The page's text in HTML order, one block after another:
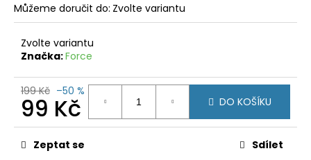
Můžeme doručit do: Zvolte variantu
Zvolte variantu
Značka:Force
199 Kč –50 %
99 Kč
Měrná
cena:
DO KOŠÍKU
Zeptat se Sdílet
č
u
e
m
e
KŠILTOVKA
HORSEFEATHERS
BUNK
NAVY